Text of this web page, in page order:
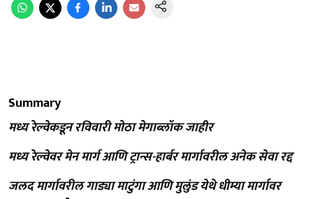
Summary
मध्य रेल्वेकडून रविवारी मोठा मेगाब्लॉक जाहीर
मध्य रेल्वेवर मेन मार्ग आणि ट्रान्स-हार्बर मार्गावरील अनेक सेवा रद्द
जलद मार्गावरील गाड्या माटुंगा आणि मुलुंड येथे धीम्या मार्गावर